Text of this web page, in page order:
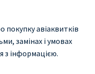
авіаквитків
замінах і умовах
з інформацією.